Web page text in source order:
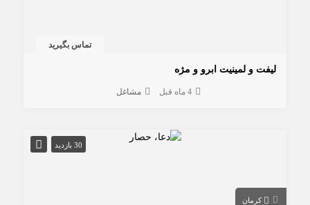
تماس بگیرید
لیفت و لمینیت ابرو و مژه
4 ماه قبل مشاغل
30 بازدید
کرمان